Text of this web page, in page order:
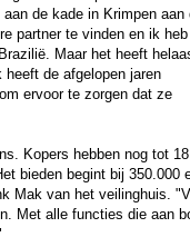
de kade in Krimpen aan
partner te vinden en ik
Maar het heeft
de afgelopen jaren
ervoor te zorgen dat ze
Kopers hebben nog tot 18
bieden begint bij 350.000
Mak van het veilinghuis.
Met alle functies die aan